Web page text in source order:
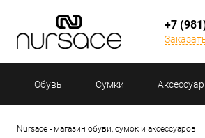
+7
Обувь Сумки
Nursace - магазин обуви, сумок и аксессуаров